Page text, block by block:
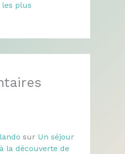
plus
sur Un séjour
la découverte de